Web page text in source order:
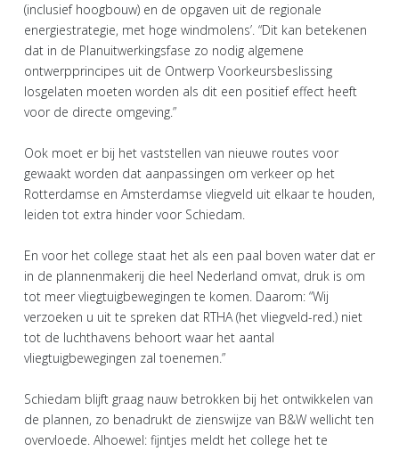
(inclusief hoogbouw) en de opgaven uit de regionale
energiestrategie, met hoge windmolens’. “Dit kan betekenen
dat in de Planuitwerkingsfase zo nodig algemene
ontwerpprincipes uit de Ontwerp Voorkeursbeslissing
losgelaten moeten worden als dit een positief effect heeft
voor de directe omgeving.”
Ook moet er bij het vaststellen van nieuwe routes voor
gewaakt worden dat aanpassingen om verkeer op het
Rotterdamse en Amsterdamse vliegveld uit elkaar te houden,
leiden tot extra hinder voor Schiedam.
En voor het college staat het als een paal boven water dat er
in de plannenmakerij die heel Nederland omvat, druk is om
tot meer vliegtuigbewegingen te komen. Daarom: “Wij
verzoeken u uit te spreken dat RTHA (het vliegveld-red.) niet
tot de luchthavens behoort waar het aantal
vliegtuigbewegingen zal toenemen.”
Schiedam blijft graag nauw betrokken bij het ontwikkelen van
de plannen, zo benadrukt de zienswijze van B&W wellicht ten
overvloede. Alhoewel: fijntjes meldt het college het te